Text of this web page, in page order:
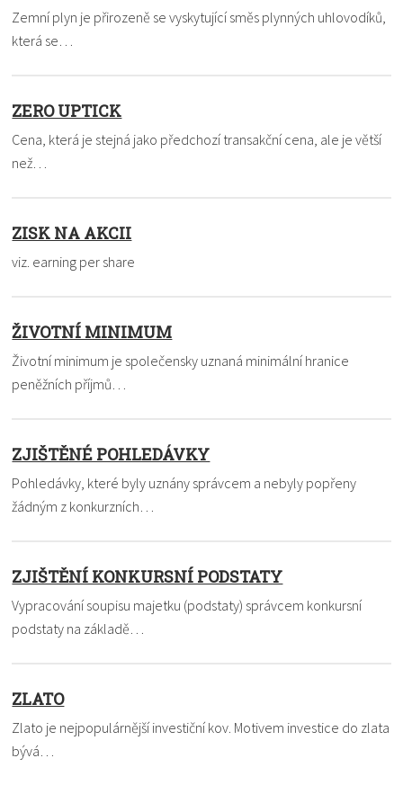
Zemní plyn je přirozeně se vyskytující směs plynných uhlovodíků,
která se…
ZERO UPTICK
Cena, která je stejná jako předchozí transakční cena, ale je větší
než…
ZISK NA AKCII
viz. earning per share
ŽIVOTNÍ MINIMUM
Životní minimum je společensky uznaná minimální hranice
peněžních příjmů…
ZJIŠTĚNÉ POHLEDÁVKY
Pohledávky, které byly uznány správcem a nebyly popřeny
žádným z konkurzních…
ZJIŠTĚNÍ KONKURSNÍ PODSTATY
Vypracování soupisu majetku (podstaty) správcem konkursní
podstaty na základě…
ZLATO
Zlato je nejpopulárnější investiční kov. Motivem investice do zlata
bývá…